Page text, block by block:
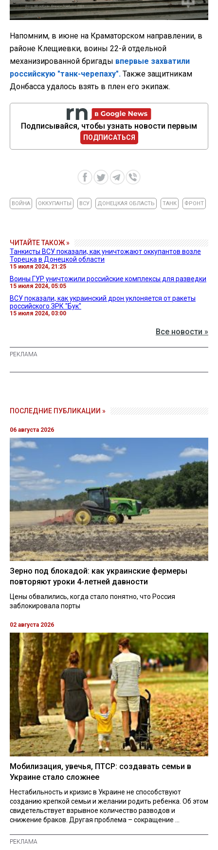
Напомним, в июне на Краматорском направлении, в
районе Клещиевки, воины 22-й отдельной
механизированной бригады впервые захватили
российскую "танк-черепаху". Также защитникам
Донбасса удалось взять в плен его экипаж.
Подписывайся, чтобы узнать новости первым
ПОДПИСАТЬСЯ
ВОЙНА ОККУПАНТЫ ВСУ ДОНЕЦКАЯ ОБЛАСТЬ ТАНК ФРОНТ
ЧИТАЙТЕ ТАКОЖ »
Танкисты ВСУ показали, как уничтожают оккупантов возле
Торецка в Донецкой области
15 июля 2024, 21:25
Воины ГУР уничтожили российские комплексы для разведки
15 июля 2024, 05:05
ВСУ показали, как украинский дрон уклоняется от ракеты
российского ЗРК "Бук"
15 июля 2024, 03:00
Все новости »
ПОСЛЕДНИЕ ПУБЛИКАЦИИ »
06 августа 2026
Зерно под блокадой: как украинские фермеры
повторяют уроки 4-летней давности
Цены обвалились, когда стало понятно, что Россия
заблокировала порты
02 августа 2026
Мобилизация, увечья, ПТСР: создавать семьи в
Украине стало сложнее
Нестабильность и кризис в Украине не способствуют
созданию крепкой семьи и желании родить ребенка. Об этом
свидетельствует взрывное количество разводов и
снижение браков. Другая проблема – сокращение ...